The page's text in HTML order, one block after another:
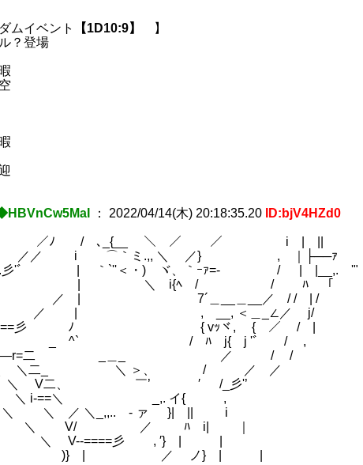
ムイベント 【1D10:9】
】
？登場
： 2022/04/14(木) 20:18:35.20 ID:bjV4HZd0
ﾉ / ､_{__ ＼ ／ ／ i | ||
i ⌒｀ミ.,, ＼ ／} , ｜├──ｧ
'ﾞ | ｀`''＜・) ヾ、｀ｰｧ=- / | |__,. '"
'’ | ＼ i{ﾍ / / ﾊ 「
| 7´＿__＿__／ / / | /
| , __, ＜＿_∠／ j/
彡 ﾉ { vｯヾ, { ／ / |
^` / ﾊ j{ j 'ﾞ / , 昨日は途轍もな
二 _＿_ ／ / /
＼二_ ＼ ＞、 / ／ ／ その分は今日た
＼ V二、 ￣’ ′ /_彡'’
＼ i-==＼ _,. イ{ ,
／ ＼_,,.. - ァ }| || i
V/ ／ ﾊ i| ｜
====彡 , ′} | |
| ／ ノ} | |